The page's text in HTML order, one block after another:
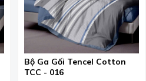
Bộ Ga Gối Tencel Cotton
TCC - 016